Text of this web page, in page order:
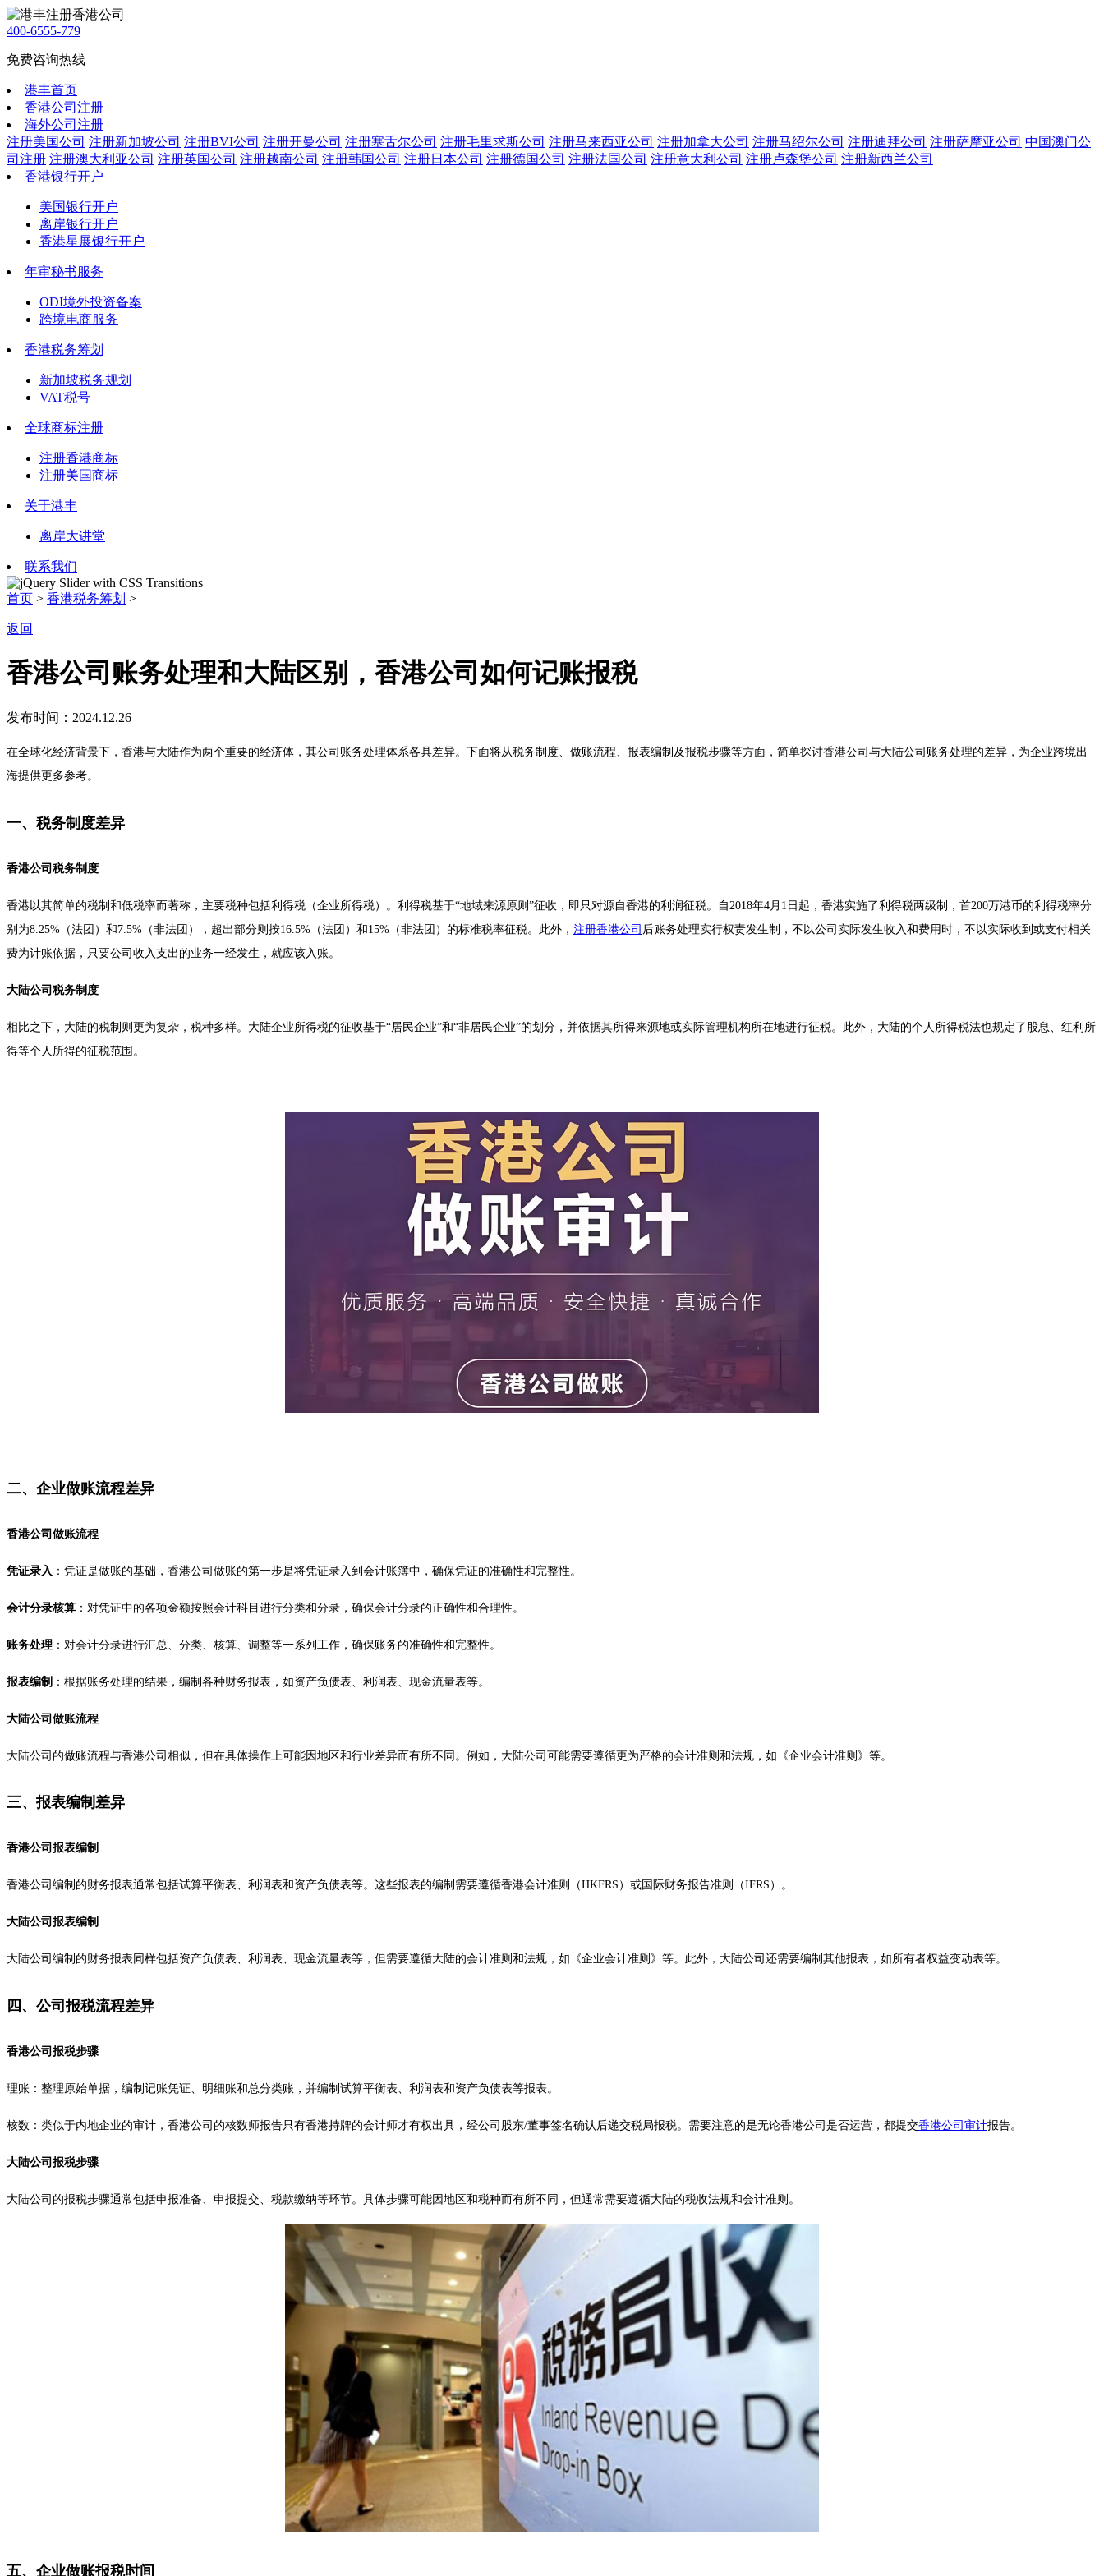
400-6555-779
免费咨询热线
港丰首页
香港公司注册
海外公司注册
注册美国公司 注册新加坡公司 注册BVI公司 注册开曼公司 注册塞舌尔公司 注册毛里求斯公司 注册马来西亚公司 注册加拿大公司 注册马绍尔公司 注册迪拜公司 注册萨摩亚公司 中国澳门公
司注册 注册澳大利亚公司 注册英国公司 注册越南公司 注册韩国公司 注册日本公司 注册德国公司 注册法国公司 注册意大利公司 注册卢森堡公司 注册新西兰公司
香港银行开户
美国银行开户
离岸银行开户
香港星展银行开户
年审秘书服务
ODI境外投资备案
跨境电商服务
香港税务筹划
新加坡税务规划
VAT税号
全球商标注册
注册香港商标
注册美国商标
关于港丰
离岸大讲堂
联系我们
首页 > 香港税务筹划 >
返回
香港公司账务处理和大陆区别，香港公司如何记账报税
发布时间：2024.12.26
在全球化经济背景下，香港与大陆作为两个重要的经济体，其公司账务处理体系各具差异。下面将从税务制度、做账流程、报表编制及报税步骤等方面，简单探讨香港公司与大陆公司账务处理的差异，为企业跨境出
海提供更多参考。
一、税务制度差异
香港公司税务制度
香港以其简单的税制和低税率而著称，主要税种包括利得税（企业所得税）。利得税基于“地域来源原则”征收，即只对源自香港的利润征税。自2018年4月1日起，香港实施了利得税两级制，首200万港币的利得税率分
别为8.25%（法团）和7.5%（非法团），超出部分则按16.5%（法团）和15%（非法团）的标准税率征税。此外， 注册香港公司 后账务处理实行权责发生制，不以公司实际发生收入和费用时，不以实际收到或支付相关
费为计账依据，只要公司收入支出的业务一经发生，就应该入账。
大陆公司税务制度
相比之下，大陆的税制则更为复杂，税种多样。大陆企业所得税的征收基于“居民企业”和“非居民企业”的划分，并依据其所得来源地或实际管理机构所在地进行征税。此外，大陆的个人所得税法也规定了股息、红利所
得等个人所得的征税范围。
二、企业做账流程差异
香港公司做账流程
凭证录入 ：凭证是做账的基础，香港公司做账的第一步是将凭证录入到会计账簿中，确保凭证的准确性和完整性。
会计分录核算 ：对凭证中的各项金额按照会计科目进行分类和分录，确保会计分录的正确性和合理性。
账务处理 ：对会计分录进行汇总、分类、核算、调整等一系列工作，确保账务的准确性和完整性。
报表编制 ：根据账务处理的结果，编制各种财务报表，如资产负债表、利润表、现金流量表等。
大陆公司做账流程
大陆公司的做账流程与香港公司相似，但在具体操作上可能因地区和行业差异而有所不同。例如，大陆公司可能需要遵循更为严格的会计准则和法规，如《企业会计准则》等。
三、报表编制差异
香港公司报表编制
香港公司编制的财务报表通常包括试算平衡表、利润表和资产负债表等。这些报表的编制需要遵循香港会计准则（HKFRS）或国际财务报告准则（IFRS）。
大陆公司报表编制
大陆公司编制的财务报表同样包括资产负债表、利润表、现金流量表等，但需要遵循大陆的会计准则和法规，如《企业会计准则》等。此外，大陆公司还需要编制其他报表，如所有者权益变动表等。
四、公司报税流程差异
香港公司报税步骤
理账：整理原始单据，编制记账凭证、明细账和总分类账，并编制试算平衡表、利润表和资产负债表等报表。
核数：类似于内地企业的审计，香港公司的核数师报告只有香港持牌的会计师才有权出具，经公司股东/董事签名确认后递交税局报税。需要注意的是无论香港公司是否运营，都提交香港公司审计报告。
大陆公司报税步骤
大陆公司的报税步骤通常包括申报准备、申报提交、税款缴纳等环节。具体步骤可能因地区和税种而有所不同，但通常需要遵循大陆的税收法规和会计准则。
五、企业做账报税时间